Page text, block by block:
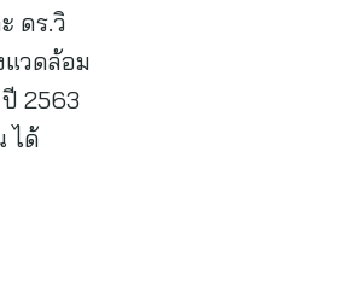
ดร.วิ
วดล้อม
2563
ได้